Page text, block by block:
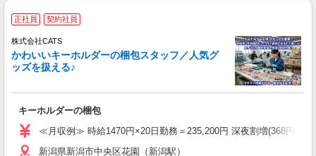
正社員 契約社員
株式会社CATS
かわいいキーホルダーの梱包スタッフ／人気グ
ッズを扱える♪
キーホルダーの梱包
≪月収例≫ 時給1470円×20日勤務＝235,200円 深夜割増(368円
新潟県新潟市中央区花園（新潟駅）